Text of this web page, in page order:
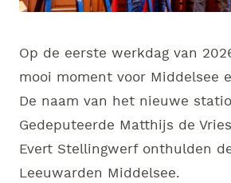
Op de eerste werkdag van
mooi moment voor Middelsee
De naam van het nieuwe
Gedeputeerde Matthijs de
Evert Stellingwerf onthulden
Leeuwarden Middelsee.